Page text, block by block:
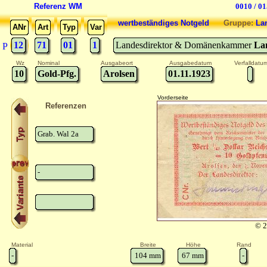
Referenz WM 0010 /
ANr Art Typ Var
P 12 71 01 1
wertbeständiges NotgeldGruppe:
Landesdirektor & Domänenkammer
Wz Nominal Ausgabeort Ausgabedatum
10 Gold-Pfg. Arolsen 01.11.1923
Referenzen
Grab. Wal 2a
-
Vorderseite
©
Material Breite Höhe Rand
- 104mm 67 mm -